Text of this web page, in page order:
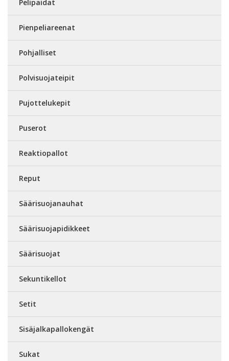
Pelipaidat
Pienpeliareenat
Pohjalliset
Polvisuojateipit
Pujottelukepit
Puserot
Reaktiopallot
Reput
Säärisuojanauhat
Säärisuojapidikkeet
Säärisuojat
Sekuntikellot
Setit
Sisäjalkapallokengät
Sukat